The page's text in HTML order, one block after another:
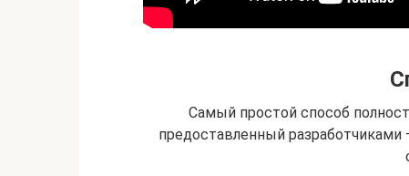
Самый простой способ
предоставленный разработчиками